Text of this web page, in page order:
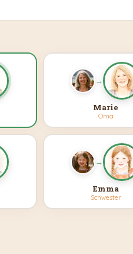
→
Marie
Oma
→
Emma
Schwester